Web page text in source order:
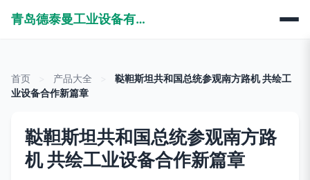
青岛德泰曼工业设备有限公司
首页 产品大全
鞑靼斯坦共和国总统参观南方路机 共绘工
业设备合作新篇章
鞑靼斯坦共和国总统参观南方路
机 共绘工业设备合作新篇章